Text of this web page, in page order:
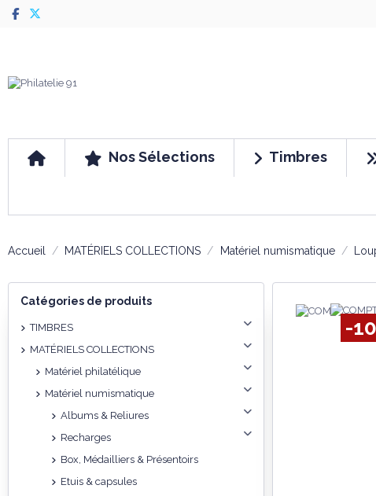
Nos Sélections Timbres
Accueil MATÉRIELS COLLECTIONS Matériel numismatique
-
Catégories de produits
TIMBRES
MATÉRIELS COLLECTIONS
Matériel philatélique
Matériel numismatique
Albums & Reliures
Recharges
Box, Médailliers & Présentoirs
Etuis & capsules